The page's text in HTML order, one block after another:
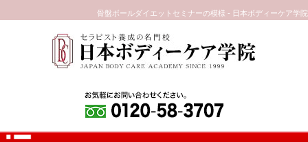
骨盤ボールダイエットセミナーの模様 - 日本ボディーケア学院